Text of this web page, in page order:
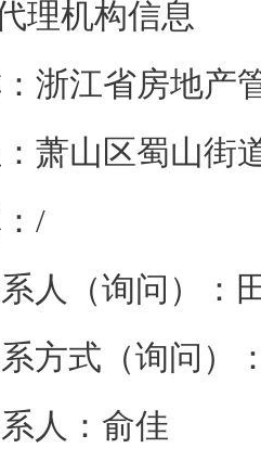
理机构信息
浙江省房地产
萧山区蜀山街
：/
人（询问）：
方式（询问）
人： 俞佳